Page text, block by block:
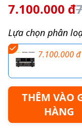
7.100.000 đ
Lựa chọn phân
7.100.000 đ
THÊM VÀO
HÀNG